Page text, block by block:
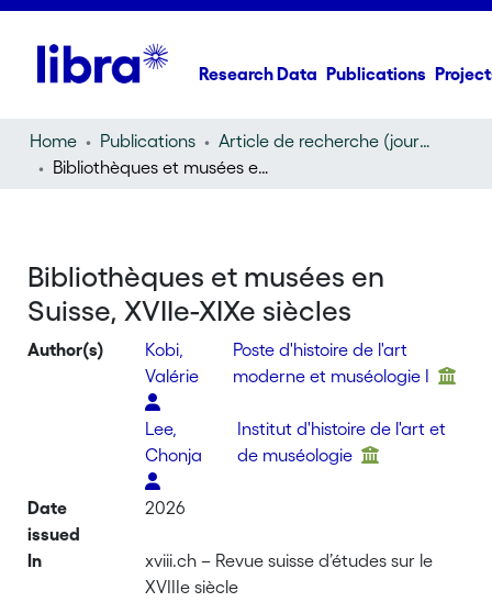
Research Data Publications
Home Publications
Article de recherche (journal article)
Bibliothèques et musées en Suisse, XVIIe-XIXe siècles
Bibliothèques et musées en
Suisse, XVIIe-XIXe siècles
Author(s)
Kobi,
Valérie
Poste d'histoire de l'art
moderne et muséologie I
Lee,
Chonja
Institut d'histoire de l'art et
de muséologie
Date
issued
2026
In
xviii.ch – Revue suisse d’études sur le
XVIIIe siècle